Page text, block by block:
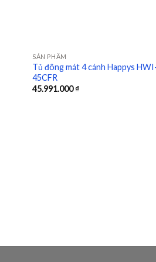
SẢN PHẨM
Tủ đông mát 4 cánh Happys
45CFR
45.991.000₫